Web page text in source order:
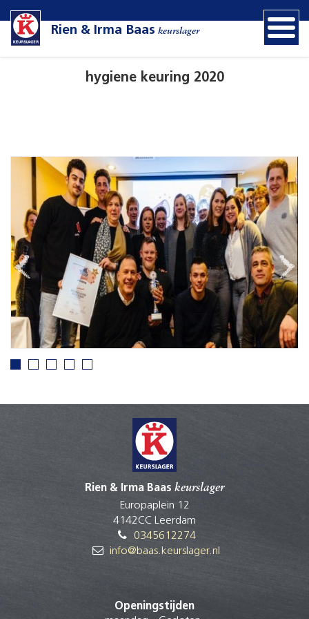
Rien & Irma Baas keurslager
hygiene keuring 2020
Rien & Irma Baas keurslager
Europaplein 12
4142CC Leerdam
0345612274
info@baas.keurslager.nl
Openingstijden